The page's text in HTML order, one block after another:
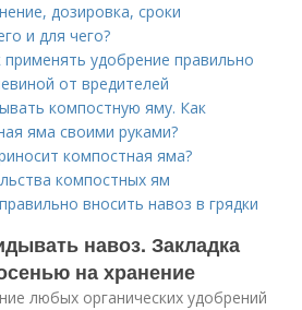
дозировка, сроки
и для чего?
удобрение правильно
от вредителей
компостную яму. Как
яма своими руками?
компостная яма?
компостных ям
вносить навоз в грядки
навоз. Закладка
на хранение
любых органических удобрений